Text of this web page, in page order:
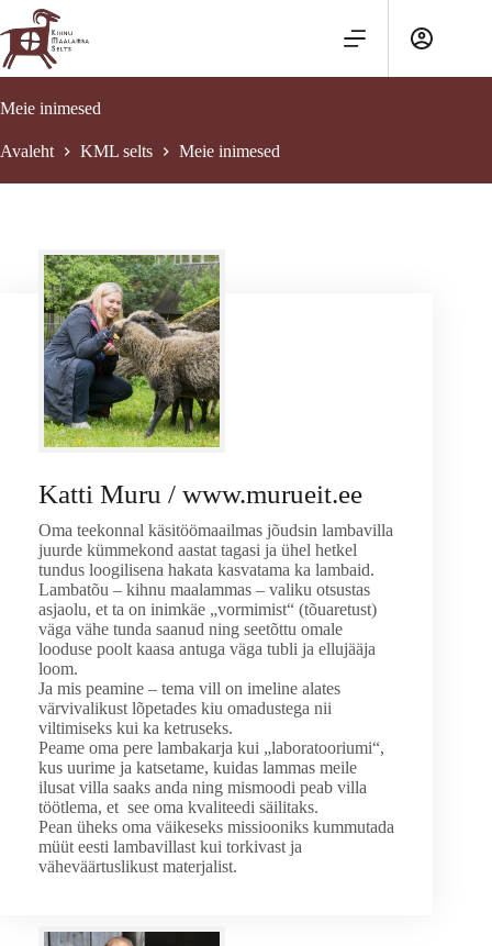
to
content
Meie inimesed
Avaleht KML selts Meie inimesed
Katti Muru / www.murueit.ee
Oma teekonnal käsitöömaailmas jõudsin lambavilla
juurde kümmekond aastat tagasi ja ühel hetkel
tundus loogilisena hakata kasvatama ka lambaid.
Lambatõu – kihnu maalammas – valiku otsustas
asjaolu, et ta on inimkäe „vormimist“ (tõuaretust)
väga vähe tunda saanud ning seetõttu omale
looduse poolt kaasa antuga väga tubli ja ellujääja
loom.
Ja mis peamine – tema vill on imeline alates
värvivalikust lõpetades kiu omadustega nii
viltimiseks kui ka ketruseks.
Peame oma pere lambakarja kui „laboratooriumi“,
kus uurime ja katsetame, kuidas lammas meile
ilusat villa saaks anda ning mismoodi peab villa
töötlema, et see oma kvaliteedi säilitaks.
Pean üheks oma väikeseks missiooniks kummutada
müüt eesti lambavillast kui torkivast ja
väheväärtuslikust materjalist.